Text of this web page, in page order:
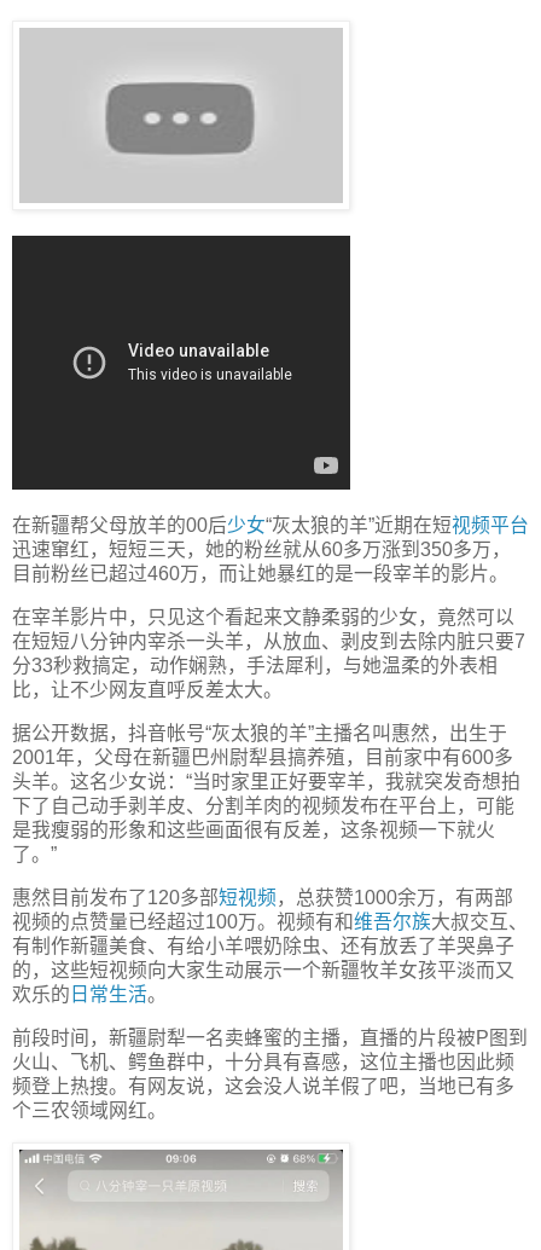
在新疆帮父母放羊的00后少女“灰太狼的羊”近期在短视频平台
迅速窜红，短短三天，她的粉丝就从60多万涨到350多万，
目前粉丝已超过460万，而让她暴红的是一段宰羊的影片。
在宰羊影片中，只见这个看起来文静柔弱的少女，竟然可以
在短短八分钟内宰杀一头羊，从放血、剥皮到去除内脏只要7
分33秒救搞定，动作娴熟，手法犀利，与她温柔的外表相
比，让不少网友直呼反差太大。
据公开数据，抖音帐号“灰太狼的羊”主播名叫惠然，出生于
2001年，父母在新疆巴州尉犁县搞养殖，目前家中有600多
头羊。这名少女说：“当时家里正好要宰羊，我就突发奇想拍
下了自己动手剥羊皮、分割羊肉的视频发布在平台上，可能
是我瘦弱的形象和这些画面很有反差，这条视频一下就火
了。”
惠然目前发布了120多部短视频，总获赞1000余万，有两部
视频的点赞量已经超过100万。视频有和维吾尔族大叔交互、
有制作新疆美食、有给小羊喂奶除虫、还有放丢了羊哭鼻子
的，这些短视频向大家生动展示一个新疆牧羊女孩平淡而又
欢乐的 日常生活。
前段时间，新疆尉犁一名卖蜂蜜的主播，直播的片段被P图到
火山、飞机、鳄鱼群中，十分具有喜感，这位主播也因此频
频登上热搜。有网友说，这会没人说羊假了吧，当地已有多
个三农领域网红。